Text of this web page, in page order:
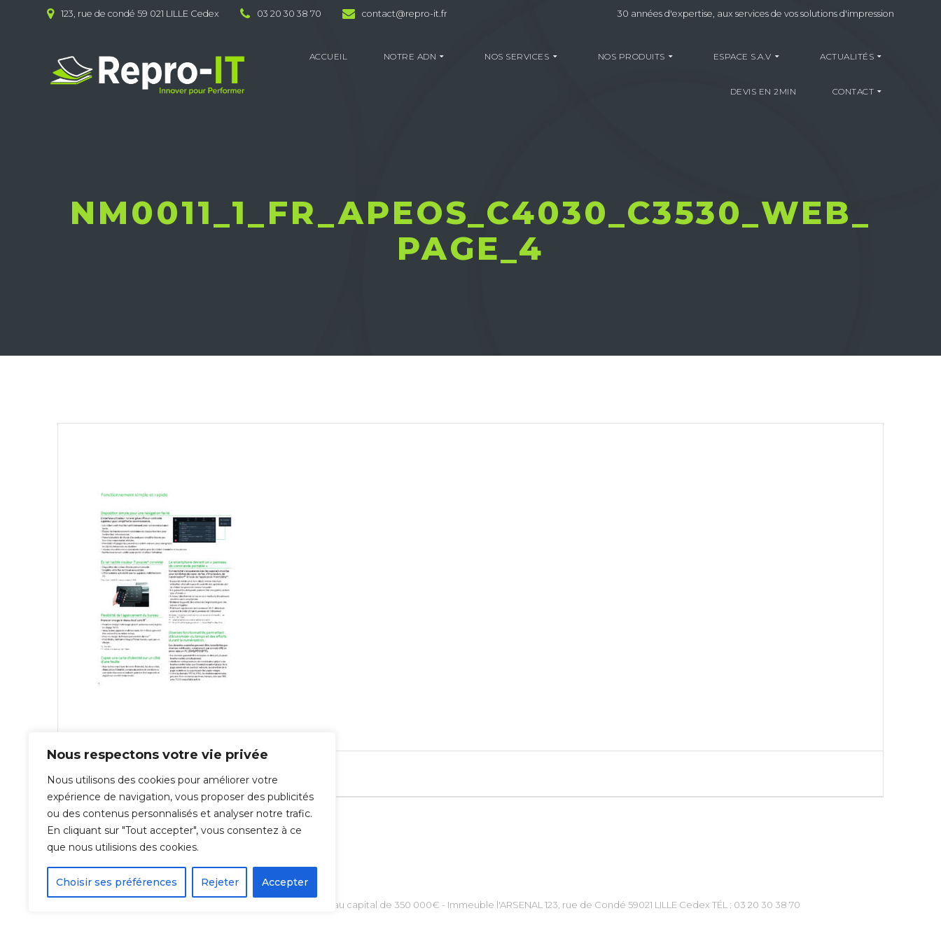
Nous respectons votre vie privée
Nous utilisons des cookies pour améliorer votre
expérience de navigation, vous proposer des publicités
ou des contenus personnalisés et analyser notre trafic.
En cliquant sur "Tout accepter", vous consentez à ce
que nous utilisions des cookies.
Choisir ses préférences Rejeter Accepter
123, rue de condé 59 021 LILLE Cedex 03 20 30 38 70 contact@repro-it.fr 30 années d'expertise, aux services de vos solutions d'impression
ACCUEIL NOTRE ADN NOS SERVICES NOS PRODUITS ESPACE S.A.V ACTUALITÉS
DEVIS EN 2MIN CONTACT
NM0011_1_FR_APEOS_C4030_C3530_WEB_
PAGE_4
Navigation
de
l’article
Previous: FUJIFILM Apeos C4030 & C3530
© 2026 Repro-IT - Groupe IT & You ©️ - SAS au capital de 350 000€ - Immeuble l'ARSENAL 123, rue de Condé 59021 LILLE Cedex TÉL : 03 20 30 38 70